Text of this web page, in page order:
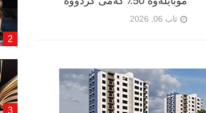
ئاب 06, 2026